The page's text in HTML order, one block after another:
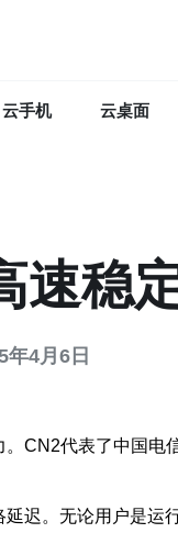
云手机 云桌面
速稳
年4月6日
CN2代表了中国
迟。无论用户是